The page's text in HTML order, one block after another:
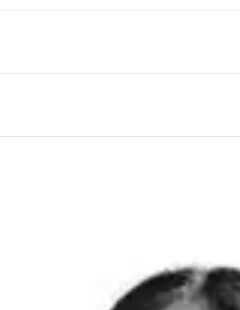
en la Patria Milagro”